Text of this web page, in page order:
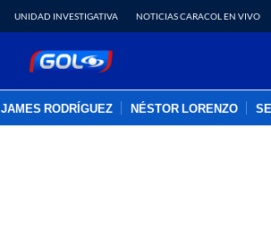
UNIDAD INVESTIGATIVA NOTICIAS CARACOL EN VIVO
JAMES RODRÍGUEZ NÉSTOR LORENZO